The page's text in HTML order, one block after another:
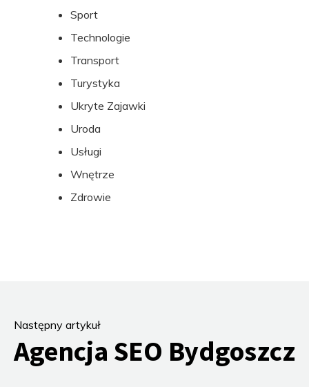
Sport
Technologie
Transport
Turystyka
Ukryte Zajawki
Uroda
Usługi
Wnętrze
Zdrowie
Następny artykuł
Agencja SEO Bydgoszcz